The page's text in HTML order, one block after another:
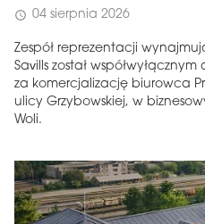
schedule 04 sierpnia 2026
Zespół reprezentacji
Savills został
za komercjalizację biurowca
ulicy Grzybowskiej, w
Woli.